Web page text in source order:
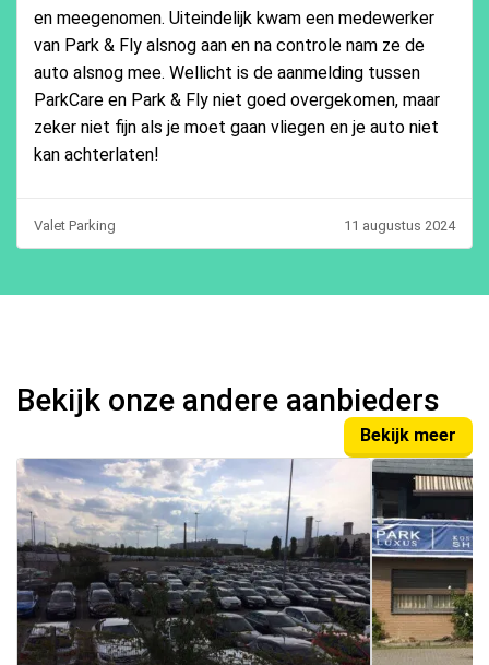
en meegenomen. Uiteindelijk kwam een medewerker
van Park & Fly alsnog aan en na controle nam ze de
auto alsnog mee. Wellicht is de aanmelding tussen
ParkCare en Park & Fly niet goed overgekomen, maar
zeker niet fijn als je moet gaan vliegen en je auto niet
kan achterlaten!
Valet Parking 11 augustus 2024
Bekijk onze andere aanbieders
Bekijk meer